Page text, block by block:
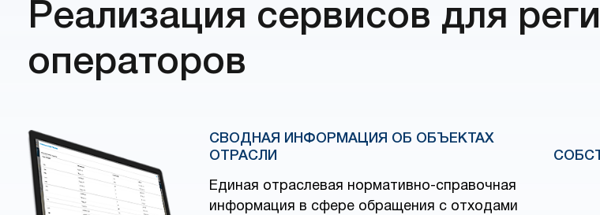
Реализация сервисов для
операторов
СВОДНАЯ ИНФОРМАЦИЯ ОБ ОБЪЕКТАХ
ОТРАСЛИ
Единая отраслевая нормативно-справочная
информация в сфере обращения с отходами